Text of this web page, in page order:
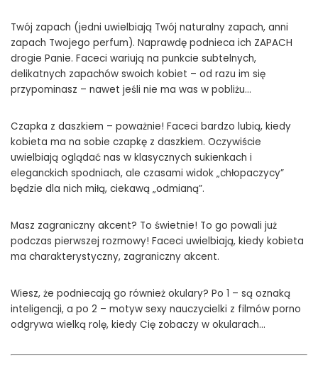
Twój zapach (jedni uwielbiają Twój naturalny zapach, anni
zapach Twojego perfum). Naprawdę podnieca ich ZAPACH
drogie Panie. Faceci wariują na punkcie subtelnych,
delikatnych zapachów swoich kobiet – od razu im się
przypominasz – nawet jeśli nie ma was w pobliżu…
Czapka z daszkiem – poważnie! Faceci bardzo lubią, kiedy
kobieta ma na sobie czapkę z daszkiem. Oczywiście
uwielbiają oglądać nas w klasycznych sukienkach i
eleganckich spodniach, ale czasami widok „chłopaczycy”
będzie dla nich miłą, ciekawą „odmianą”.
Masz zagraniczny akcent? To świetnie! To go powali już
podczas pierwszej rozmowy! Faceci uwielbiają, kiedy kobieta
ma charakterystyczny, zagraniczny akcent.
Wiesz, że podniecają go również okulary? Po 1 – są oznaką
inteligencji, a po 2 – motyw sexy nauczycielki z filmów porno
odgrywa wielką rolę, kiedy Cię zobaczy w okularach…